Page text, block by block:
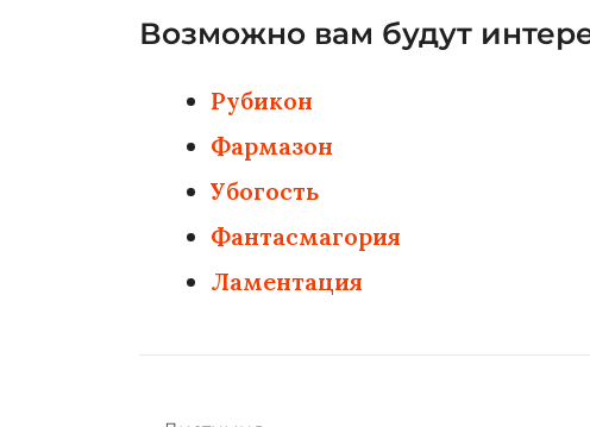
Возможно вам будут
Рубикон
Фармазон
Убогость
Фантасмагория
Ламентация